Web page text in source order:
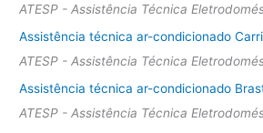
ATESP - Assistência Técnica
Assistência técnica ar-condicionado
ATESP - Assistência Técnica
Assistência técnica ar-condicionado
ATESP - Assistência Técnica